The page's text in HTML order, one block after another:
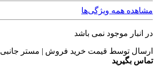
مشاهده همه ویژگی‌ها
در انبار موجود نمی باشد
ارسال توسط قیمت خرید فروش | مستر جانبی
تماس بگیرید